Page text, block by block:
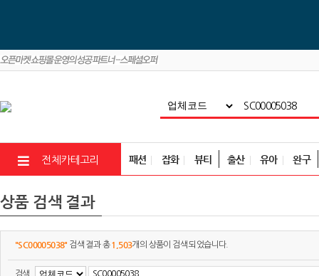
전체카테고리 패션 잡화 뷰티 출산 유아 완구
상품 검색 결과
"SC00005038" 검색 결과 총1,503개의 상품이 검색 되었습니다.
검색